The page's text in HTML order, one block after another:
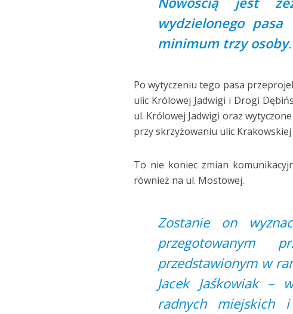
wydzielonego
minimum trzy osoby.
Po wytyczeniu tego pasa
ulic Królowej Jadwigi i Drogi
ul. Królowej Jadwigi oraz
przy skrzyżowaniu ulic Krakowskiej
To nie koniec zmian
również na ul. Mostowej.
Zostanie on
przedstawionym w
Jacek Jaśkowiak –
radnych miejskich